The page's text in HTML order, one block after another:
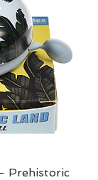
Prehistoric